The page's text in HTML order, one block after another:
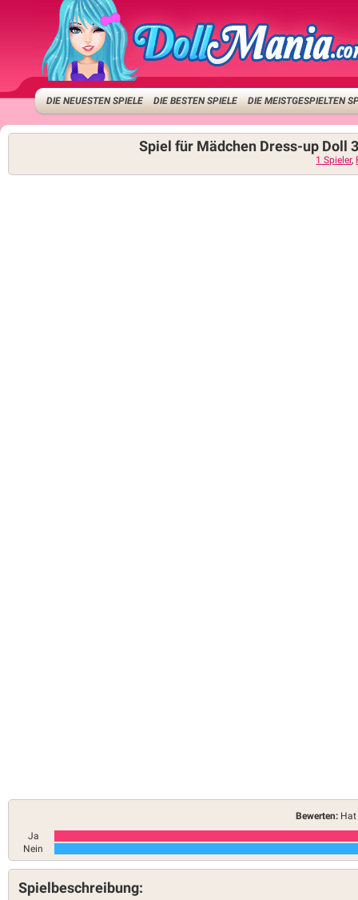
DIE NEUESTEN SPIELE DIE BESTEN SPIELE DIE MEISTGESPIELTEN
Spiel für Mädchen Dress-up Doll
1 Spieler,
Bewerten:
Ja
Nein
Spielbeschreibung: